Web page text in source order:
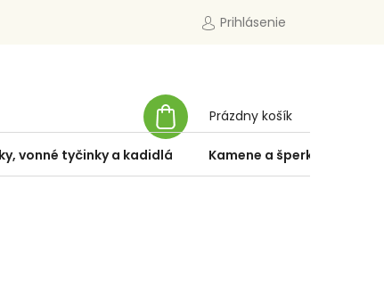
Prihlásenie
KOŠÍK
Prázdny košík
vonné tyčinky a kadidlá Kamene a šperky